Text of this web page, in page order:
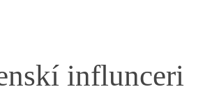
influnceri